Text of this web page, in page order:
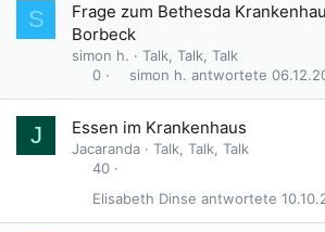
S
Frage zum Bethesda
Borbeck
simon h.
Talk, Talk, Talk
0
simon h.
J Essen im Krankenhaus
Jacaranda
Talk, Talk, Talk
40
Elisabeth Dinse